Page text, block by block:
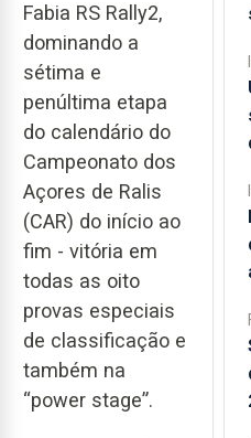
Fabia RS Rally2,
dominando a
sétima e
penúltima etapa
do calendário do
Campeonato dos
Açores de Ralis
(CAR) do início ao
fim - vitória em
todas as oito
provas especiais
de classificação e
também na
“power stage”.